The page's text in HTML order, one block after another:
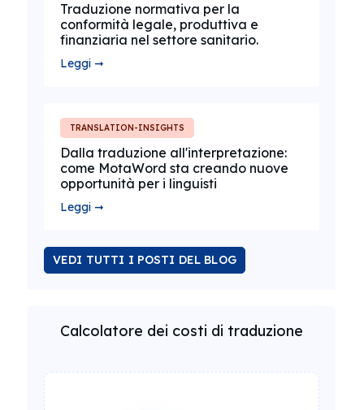
Traduzione normativa per la
conformità legale, produttiva e
finanziaria nel settore sanitario.
Leggi ➞
TRANSLATION-INSIGHTS
Dalla traduzione all'interpretazione:
come MotaWord sta creando nuove
opportunità per i linguisti
Leggi ➞
VEDI TUTTI I POSTI DEL BLOG
Calcolatore dei costi di traduzione